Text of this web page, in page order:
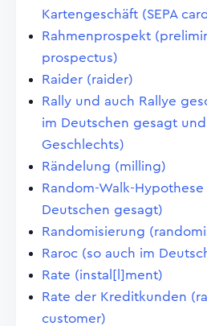
Kartengeschäft (SEPA
Rahmenprospekt
prospectus)
Raider (raider)
Rally und auch Rallye
im Deutschen gesagt
Geschlechts)
Rändelung (milling)
Random-Walk-
Deutschen gesagt)
Randomisierung
Raroc (so auch im
Rate (instal[l]ment)
Rate der Kreditkunden
customer)